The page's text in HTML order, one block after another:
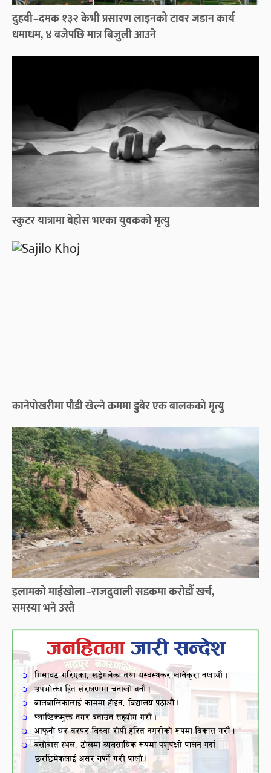
दुहवी–दमक १३२ केभी प्रसारण लाइनको टावर जडान कार्य
धमाधम, ४ बजेपछि मात्र बिजुली आउने
स्कुटर यात्रामा बेहोस भएका युवकको मृत्यु
कानेपोखरीमा पौडी खेल्ने क्रममा डुबेर एक बालकको मृत्यु
इलामको माईखोला–राजदुवाली सडकमा करोडौँ खर्च,
समस्या भने उस्तै